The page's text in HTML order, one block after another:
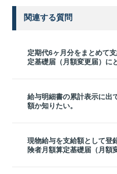
関連する質問
定期代6ヶ月分をまとめて
定基礎届（月額変更届）に
給与明細書の累計表示に出
額か知りたい。
現物給与を支給額として登
険者月額算定基礎届（月額